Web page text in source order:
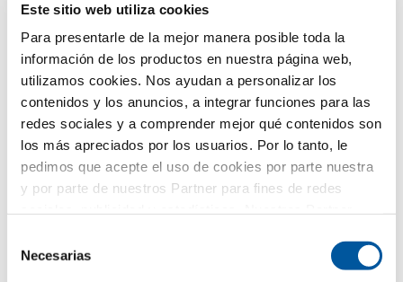
Este sitio web utiliza cookies
Para presentarle de la mejor manera posible toda la
información de los productos en nuestra página web,
utilizamos cookies. Nos ayudan a personalizar los
contenidos y los anuncios, a integrar funciones para las
redes sociales y a comprender mejor qué contenidos son
los más apreciados por los usuarios. Por lo tanto, le
pedimos que acepte el uso de cookies por parte nuestra
y por parte de nuestros Partner para fines de redes
proporcionados por usted o recogidos como parte de su
Necesarias
Cuarterones adheridos en bronce claro por el exterior; en el
interior, tiras oscuras esmaltadas.